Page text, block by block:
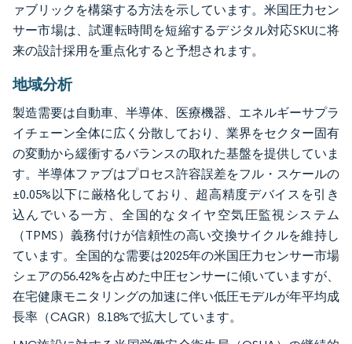
ァブリックを構築する方法を示しています。米国圧力セン
サー市場は、試運転時間を短縮するデジタル対応SKUに将
来の設計採用を重点化すると予想されます。
地域分析
製造需要は自動車、半導体、医療機器、エネルギーサプラ
イチェーン全体に広く分散しており、業界をセクター固有
の変動から緩衝するバランスの取れた基盤を提供していま
す。半導体ファブはプロセス許容誤差をフル・スケールの
±0.05%以下に厳格化しており、超高精度デバイスを引き
込んでいる一方、全国的なタイヤ空気圧監視システム
（TPMS）義務付けが信頼性の高い交換サイクルを維持し
ています。全国的な需要は2025年の米国圧力センサー市場
シェアの56.42%を占めた中圧センサーに傾いていますが、
在宅健康モニタリングの加速に伴い低圧モデルが年平均成
長率（CAGR）8.18%で拡大しています。